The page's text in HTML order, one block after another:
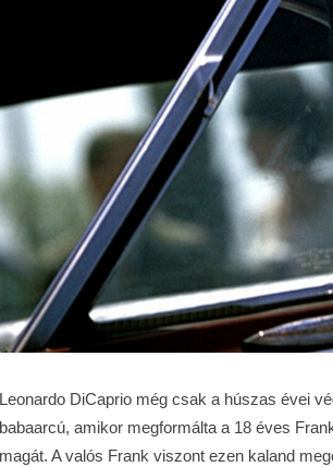
Leonardo DiCaprio még csak a húszas évei
babaarcú, amikor megformálta a 18 éves
magát. A valós Frank viszont ezen kaland